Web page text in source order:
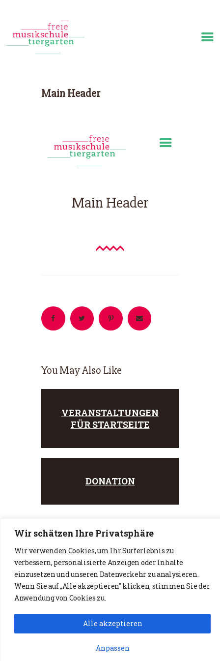
Wir schätzen Ihre Privatsphäre
Wir verwenden Cookies, um Ihr Surferlebnis zu
verbessern, personalisierte Anzeigen oder Inhalte
einzusetzen und unseren Datenverkehr zu analysieren.
Wenn Sie auf „Alle akzeptieren" klicken, stimmen Sie der
Anwendung von Cookies zu.
Anpassen
Alle akzeptieren
Team
Preise
Medien
Main Header
Main Header
You May Also Like
VERANSTALTUNGEN
FÜR STARTSEITE
DONATION
Impressum & Datenschutz
© 2026 Freie Musikschule Tiergarten